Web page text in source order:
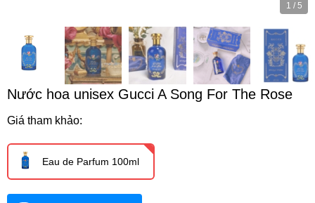
1 / 5
Nước hoa unisex Gucci A Song For The Rose
Giá tham khảo:
Eau de Parfum 100ml